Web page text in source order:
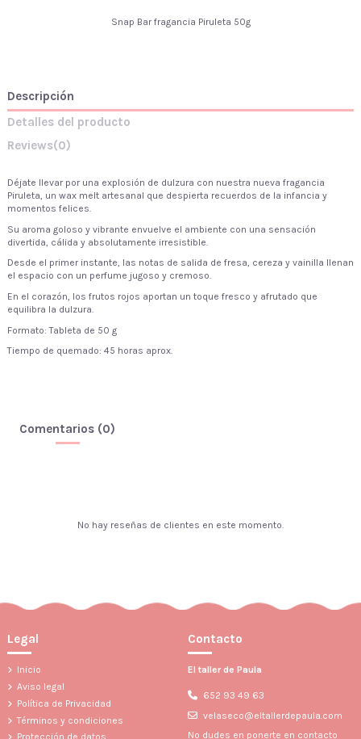
Snap Bar fragancia Piruleta 50g
Descripción
Detalles del producto
Reviews(0)
Déjate llevar por una explosión de dulzura con nuestra nueva fragancia
Piruleta, un wax melt artesanal que despierta recuerdos de la infancia y
momentos felices.
Su aroma goloso y vibrante envuelve el ambiente con una sensación
divertida, cálida y absolutamente irresistible.
Desde el primer instante, las notas de salida de fresa, cereza y vainilla llenan
el espacio con un perfume jugoso y cremoso.
En el corazón, los frutos rojos aportan un toque fresco y afrutado que
equilibra la dulzura.
Formato: Tableta de 50 g
Tiempo de quemado: 45 horas aprox.
Comentarios (0)
No hay reseñas de clientes en este momento.
Legal
Inicio
Aviso legal
Política de Privacidad
Términos y condiciones
Contacto
El taller de Paula
652 93 49 63
velaseco@eltallerdepaula.com
No dudes en ponerte en contacto